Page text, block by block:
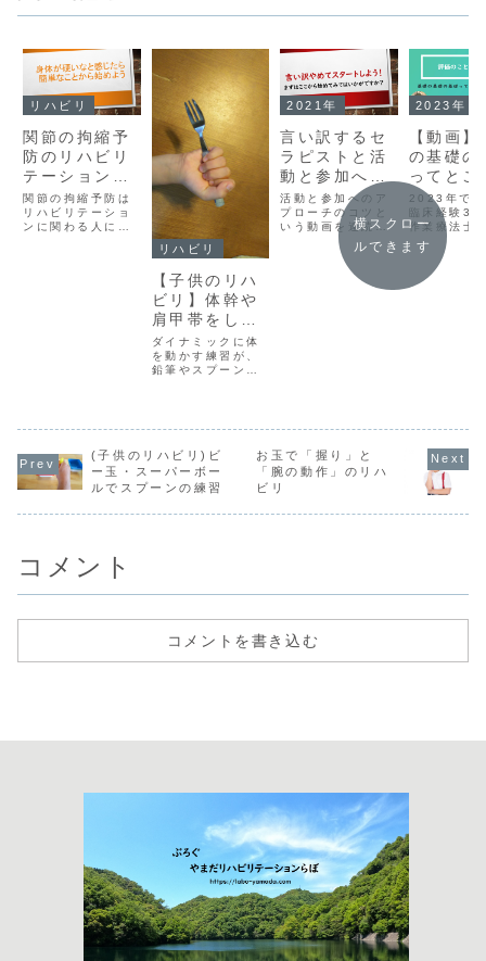
リハビリ
関節の拘縮予
防のリハビリ
テーションの
こと
関節の拘縮予防は
リハビリテーショ
ンに関わる人にと
リハビリ
【子供のリハ
ビリ】体幹や
肩甲帯をしっ
かり動かすこ
とが手・指の
動きには重要
ダイナミックに体
を動かす練習が、
鉛筆やスプーンの
2021年
言い訳するセ
ラピストと活
動と参加への
アプローチ
活動と参加へのア
プローチのコツと
いう動画を連続し
て配信しました。
少しでもこれに関
与してほしいなと
いう思いからで
2023年
【動画
の基礎の
ってとこ
ら始め
～③「評
しての
こと」
2023年で
臨床経験30
作業療法士
だがお届け
しい動画の
ズです。臨
んでいる若
横スクロー
ルできます
(子供のリハビリ)ビ
ー玉・スーパーボー
ルでスプーンの練習
お玉で「握り」と
「腕の動作」のリハ
ビリ
コメント
コメントを書き込む